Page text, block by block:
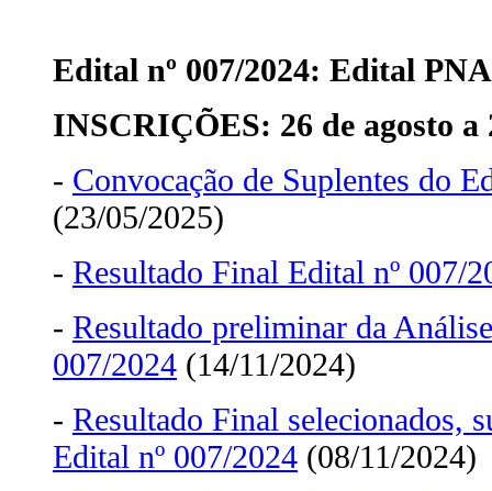
Edital nº 007/2024: Edital
INSCRIÇÕES: 26 de agosto a
- Convocação de Suplentes do
(23/05/2025)
- Resultado Final Edital nº 007/
- Resultado preliminar da
007/2024 (14/11/2024)
- Resultado Final selecionados,
Edital nº 007/2024 (08/11/2024)